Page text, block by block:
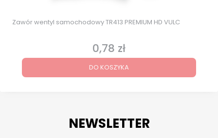
Zawór wentyl samochodowy TR413 PREMIUM HD VULC
Cena
0,78 zł
DO KOSZYKA
NEWSLETTER